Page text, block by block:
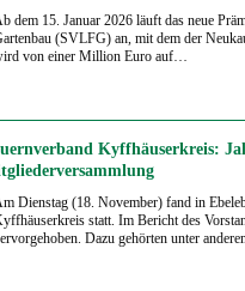
dem 15. Januar 2026 läuft das neue
(SVLFG) an, mit dem der
von einer Million Euro auf…
Kyffhäuserkreis:
Dienstag (18. November) fand in
statt. Im Bericht des
Dazu gehörten unter